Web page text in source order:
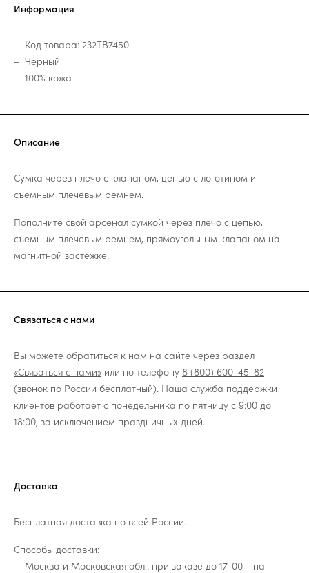
Информация
Код товара: 232TB7450
Черный
100% кожа
Описание
Сумка через плечо с клапаном, цепью с логотипом и
съемным плечевым ремнем.
Пополните свой арсенал сумкой через плечо с цепью,
съемным плечевым ремнем, прямоугольным клапаном на
магнитной застежке.
Связаться с нами
Вы можете обратиться к нам на сайте через раздел
«Связаться с нами» или по телефону 8 (800) 600-45-82
(звонок по России бесплатный). Наша служба поддержки
клиентов работает с понедельника по пятницу с 9:00 до
18:00, за исключением праздничных дней.
Доставка
Бесплатная доставка по всей России.
Способы доставки:
Москва и Московская обл.: при заказе до 17-00 - на